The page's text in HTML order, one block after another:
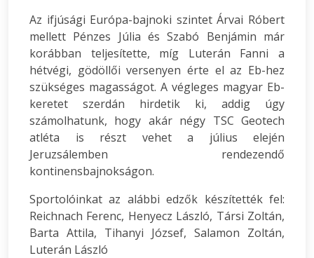
Az ifjúsági Európa-bajnoki szintet Árvai Róbert
mellett Pénzes Júlia és Szabó Benjámin már
korábban teljesítette, míg Luterán Fanni a
hétvégi, gödöllői versenyen érte el az Eb-hez
szükséges magasságot. A végleges magyar Eb-
keretet szerdán hirdetik ki, addig úgy
számolhatunk, hogy akár négy TSC Geotech
atléta is részt vehet a július elején
Jeruzsálemben rendezendő
kontinensbajnokságon.
Sportolóinkat az alábbi edzők készítették fel:
Reichnach Ferenc, Henyecz László, Társi Zoltán,
Barta Attila, Tihanyi József, Salamon Zoltán,
Luterán László